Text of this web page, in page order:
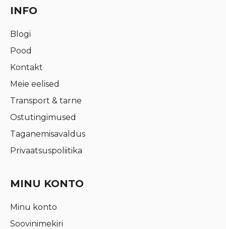
INFO
Blogi
Pood
Kontakt
Meie eelised
Transport & tarne
Ostutingimused
Taganemisavaldus
Privaatsuspoliitika
MINU KONTO
Minu konto
Soovinimekiri